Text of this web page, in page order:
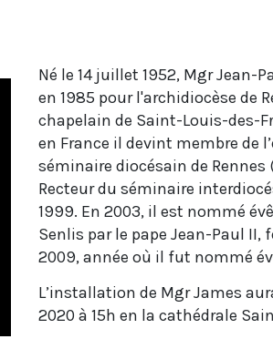
Né le 14 juillet 1952, Mgr Jean-
en 1985 pour l'archidiocèse de
chapelain de Saint-Louis-des-
en France il devint membre de
séminaire diocésain de
Recteur du séminaire
1999. En 2003, il est nommé
Senlis par le pape Jean-Paul II,
2009, année où il fut nommé
L’installation de Mgr James
2020 à 15h en la cathédrale